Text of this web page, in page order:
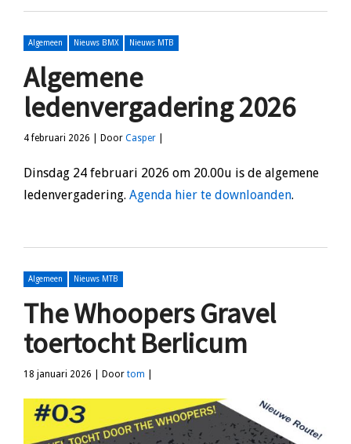
Algemeen Nieuws BMX Nieuws MTB
Algemene
ledenvergadering 2026
4 februari 2026 | Door Casper
Dinsdag 24 februari 2026 om 20.00u is de algemene
ledenvergadering. Agenda hier te downloanden.
Algemeen Nieuws MTB
The Whoopers Gravel
toertocht Berlicum
18 januari 2026 | Door tom